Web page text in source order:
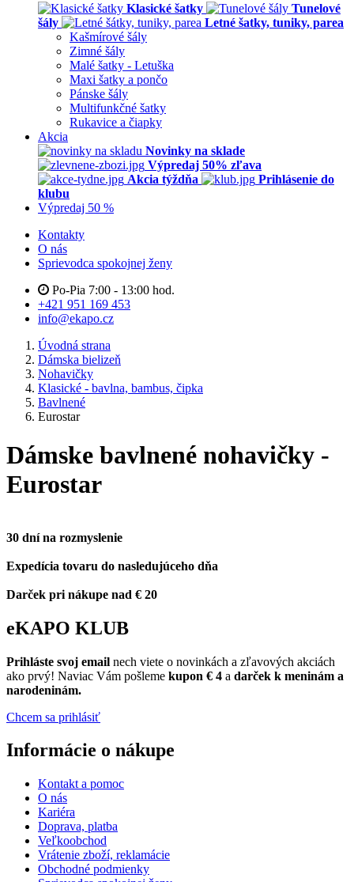
Klasické šatky
Tunelové
šály
Letné šatky, tuniky, parea
Kašmírové šály
Zimné šály
Malé šatky - Letuška
Maxi šatky a pončo
Pánske šály
Multifunkčné šatky
Rukavice a čiapky
Akcia
Novinky na sklade
Výpredaj 50% zľava
Akcia týždňa
Prihlásenie do
klubu
Výpredaj 50 %
Kontakty
O nás
Sprievodca spokojnej ženy
Po-Pia 7:00 - 13:00 hod.
+421 951 169 453
info@ekapo.cz
Úvodná strana
Dámska bielizeň
Nohavičky
Klasické - bavlna, bambus, čipka
Bavlnené
Eurostar
Dámske bavlnené nohavičky -
Eurostar
30 dní na rozmyslenie
Expedícia tovaru do nasledujúceho dňa
Darček pri nákupe nad € 20
eKAPO KLUB
Prihláste svoj email nech viete o novinkách a zľavových akciách
ako prvý! Naviac Vám pošleme kupon € 4 a darček k meninám a
narodeninám.
Chcem sa prihlásiť
Informácie o nákupe
Kontakt a pomoc
O nás
Kariéra
Doprava, platba
Veľkoobchod
Vrátenie zboží, reklamácie
Obchodné podmienky